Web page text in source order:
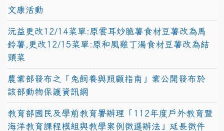
文康活動
沅益更改12/14菜單:原雲耳炒脆薯食材豆薯改為馬
鈴薯,更改12/15菜單:原和風雞丁湯食材豆薯改為結
頭菜
農業部發布之「兔飼養與照顧指南」業公開發布於
該部動物保護資訊網
教育部國民及學前教育署辦理「112年度戶外教育暨
海洋教育課程模組與教學案例徵選辦法」延長徵件